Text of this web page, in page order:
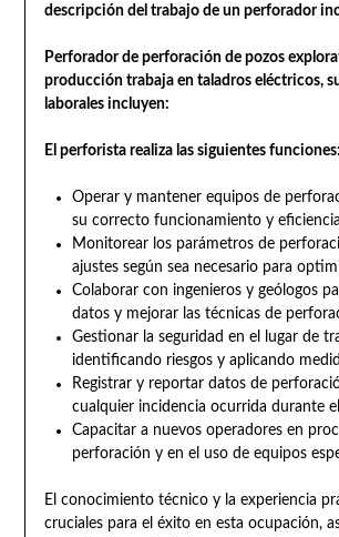
descripción del trabajo de un perforador
Perforador de perforación de pozos
producción trabaja en taladros eléctricos,
laborales incluyen:
El perforista realiza las siguientes funciones:
Operar y mantener equipos de
su correcto funcionamiento y
Monitorear los parámetros de
ajustes según sea necesario para
Colaborar con ingenieros y geólogos
datos y mejorar las técnicas de
Gestionar la seguridad en el lugar de
identificando riesgos y aplicando
Registrar y reportar datos de
cualquier incidencia ocurrida durante
Capacitar a nuevos operadores en
perforación y en el uso de equipos
El conocimiento técnico y la experiencia
cruciales para el éxito en esta ocupación,